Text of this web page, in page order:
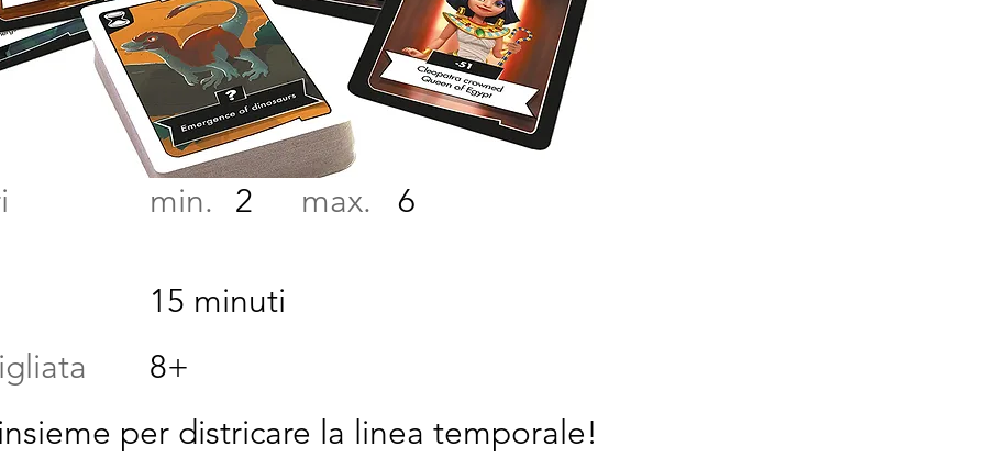
2
min. max. 6
15 minuti
8+
per districare la linea temporale!